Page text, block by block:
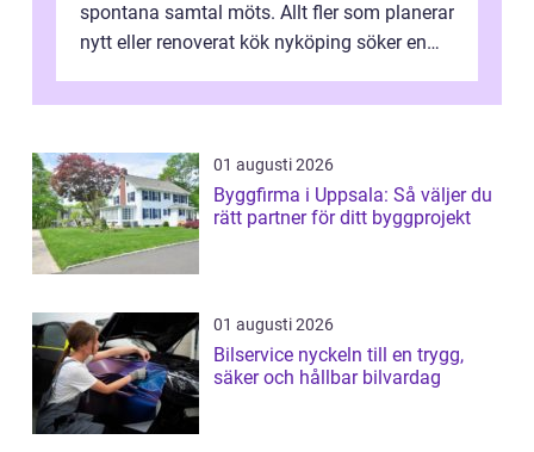
spontana samtal möts. Allt fler som planerar
nytt eller renoverat kök nyköping söker en
01 augusti 2026
Byggfirma i Uppsala: Så väljer du
rätt partner för ditt byggprojekt
01 augusti 2026
Bilservice nyckeln till en trygg,
säker och hållbar bilvardag